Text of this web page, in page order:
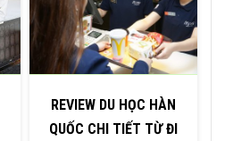
REVIEW DU HỌC HÀN
QUỐC CHI TIẾT TỪ ĐI